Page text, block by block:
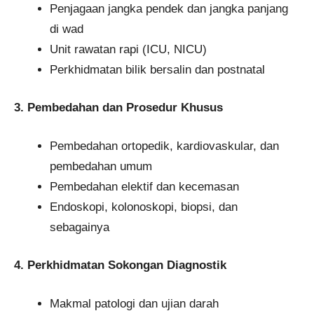
Penjagaan jangka pendek dan jangka panjang
di wad
Unit rawatan rapi (ICU, NICU)
Perkhidmatan bilik bersalin dan postnatal
3. Pembedahan dan Prosedur Khusus
Pembedahan ortopedik, kardiovaskular, dan
pembedahan umum
Pembedahan elektif dan kecemasan
Endoskopi, kolonoskopi, biopsi, dan
sebagainya
4. Perkhidmatan Sokongan Diagnostik
Makmal patologi dan ujian darah